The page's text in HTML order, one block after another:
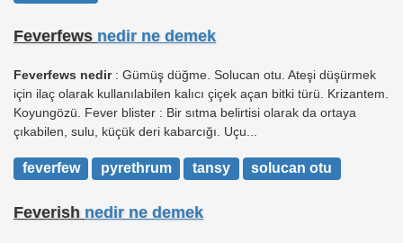
Feverfews nedir ne demek
Feverfews nedir: Gümüş düğme. Solucan otu. Ateşi düşürmek
için ilaç olarak kullanılabilen kalıcı çiçek açan bitki türü. Krizantem.
Koyungözü. Fever blister : Bir sıtma belirtisi olarak da ortaya
çıkabilen, sulu, küçük deri kabarcığı. Uçu...
feverfew pyrethrum tansy solucan otu
Feverish nedir ne demek